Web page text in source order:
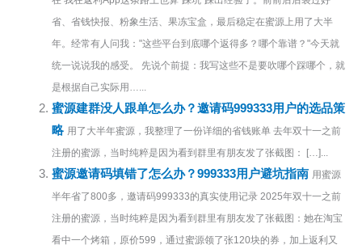
省、省钱快报、粉象生活、果冻宝盒，最后稳定在蜜源上用了大半
年。经常有人问我："这些平台到底哪个返得多？哪个靠谱？"今天就
统一说说我的感受。 先说个前提：我写这些不是要吹哪个踩哪个，就
是根据自己实际用…...
蜜源建群没人跟单怎么办？邀请码999333用户的选品策
略 用了大半年蜜源，我整理了一份详细的省钱账单 去年双十一之前
注册的蜜源，当时纯粹是因为看到群里有朋友发了张截图： […]...
蜜源邀请码填错了怎么办？999333用户避坑指南 用蜜源
半年省了800多，邀请码999333的真实使用记录 2025年双十一之前
注册的蜜源，当时纯粹是因为看到群里有朋友发了张截图：她在淘宝
看中一个烤箱，原价599，通过蜜源领了张120块的券，加上返利又